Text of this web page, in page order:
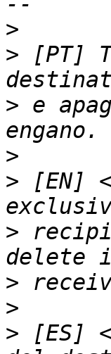
>
> [PT]
> e
>
> [EN]
>
>
>
> [ES]